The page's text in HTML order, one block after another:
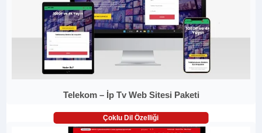
Telekom – İp Tv Web Sitesi Paketi
Çoklu Dil Özelliği